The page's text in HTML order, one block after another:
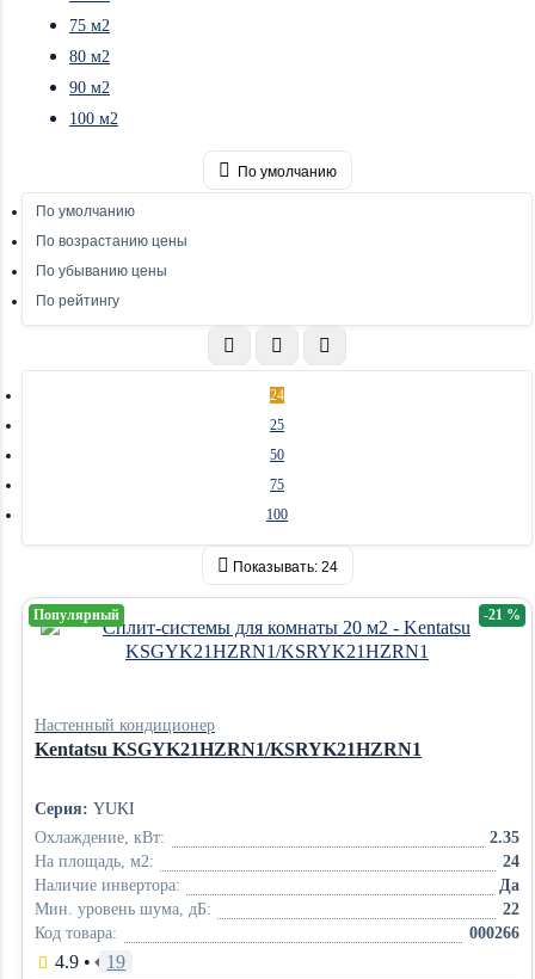
75 м2
80 м2
90 м2
100 м2
По умолчанию
По умолчанию
По возрастанию цены
По убыванию цены
По рейтингу
24
25
50
75
100
Показывать: 24
Популярный
Настенный кондиционер
Kentatsu KSGYK21HZRN1/KSRYK21HZRN1
Серия: YUKI
Охлаждение, кВт:
2.35
На площадь, м2:
24
Наличие инвертора:
Да
Мин. уровень шума, дБ:
22
Код товара:
000266
4.9 • 19
-21 %